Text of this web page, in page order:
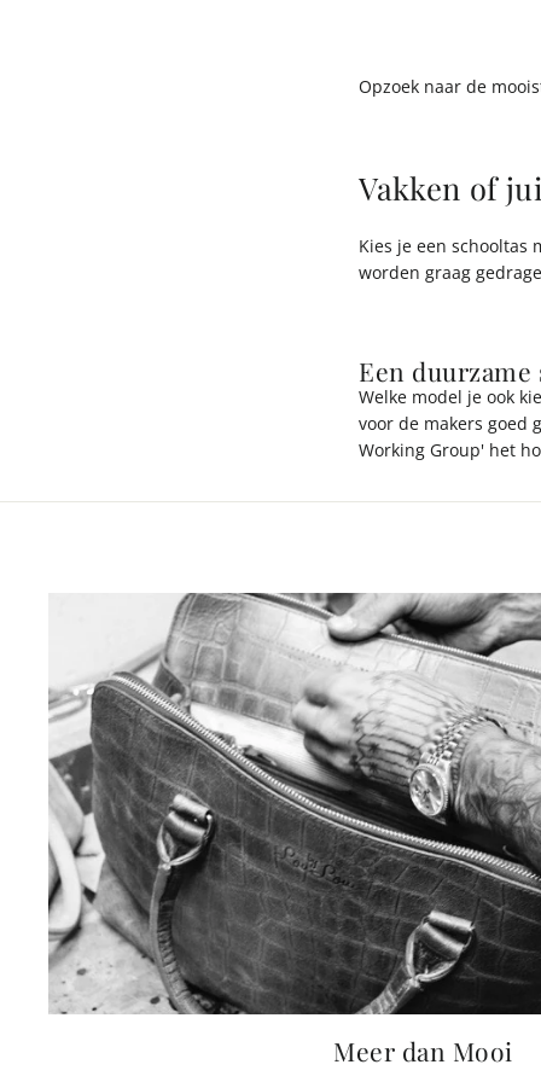
Opzoek naar de
Vakken of
Kies je een schooltas
worden graag
Een duurzame
Welke model je ook
voor de makers goed
Working Group' het
Meer dan Mooi